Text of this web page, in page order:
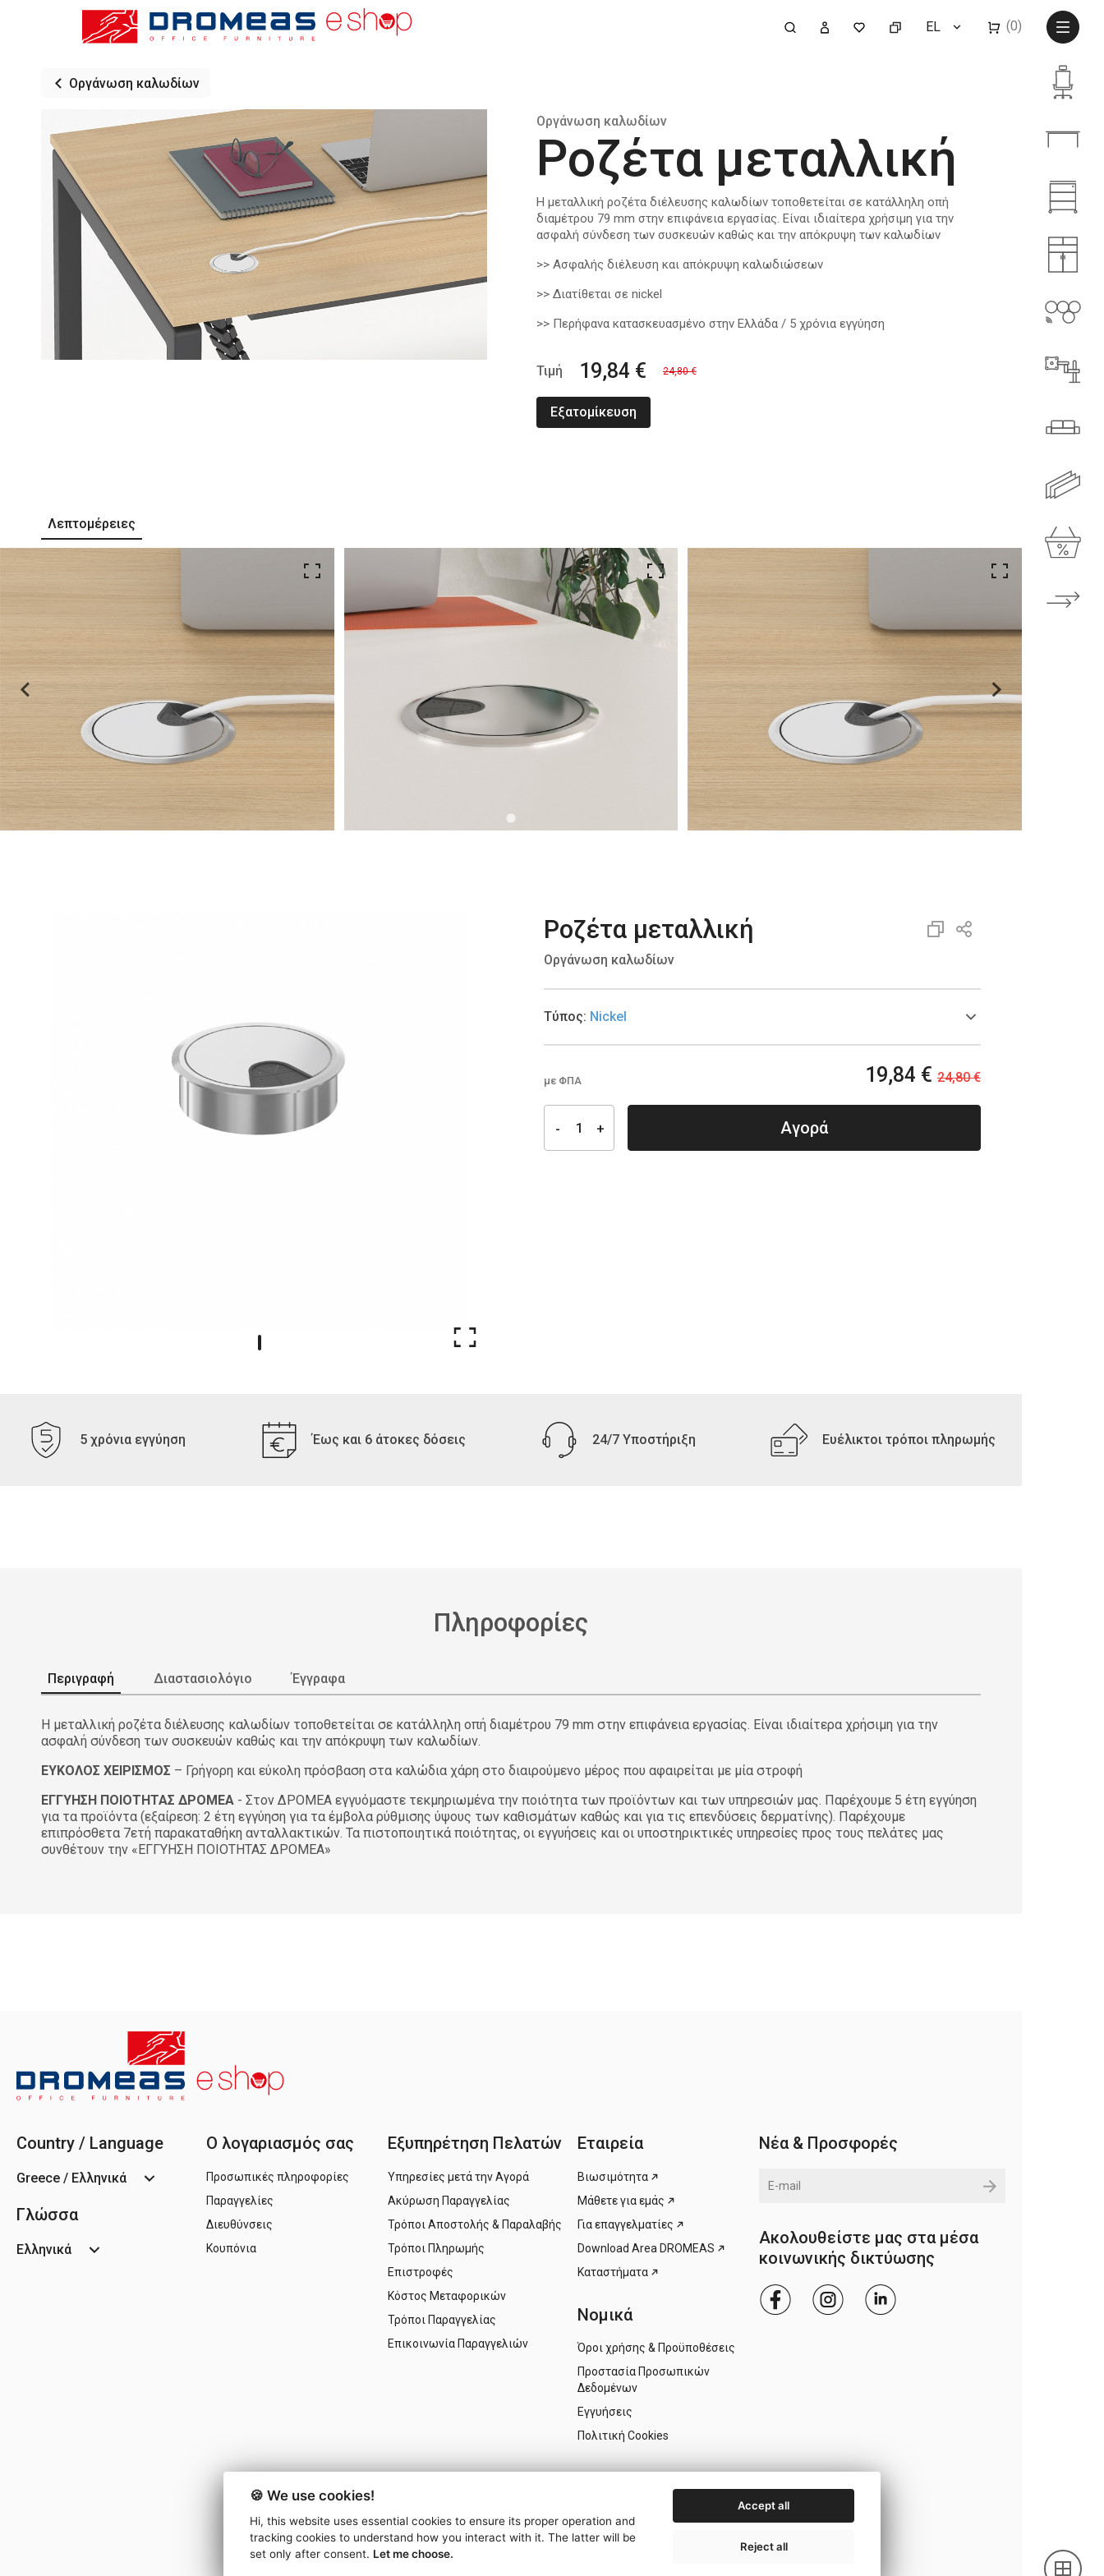
EL (0)
Οργάνωση καλωδίων
Οργάνωση καλωδίων
Ροζέτα μεταλλική
Η μεταλλική ροζέτα διέλευσης καλωδίων τοποθετείται σε κατάλληλη οπή
διαμέτρου 79 mm στην επιφάνεια εργασίας. Είναι ιδιαίτερα χρήσιμη για την
ασφαλή σύνδεση των συσκευών καθώς και την απόκρυψη των καλωδίων
>> Ασφαλής διέλευση και απόκρυψη καλωδιώσεων
>> Διατίθεται σε nickel
>> Περήφανα κατασκευασμένο στην Ελλάδα / 5 χρόνια εγγύηση
Τιμή 19,84 € 24,80 €
Εξατομίκευση
Λεπτομέρειες
Ροζέτα μεταλλική
Οργάνωση καλωδίων
Τύπος: Nickel
με ΦΠΑ 19,84 € 24,80 €
Αγορά
5 χρόνια εγγύηση Έως και 6 άτοκες δόσεις 24/7 Υποστήριξη Ευέλικτοι τρόποι πληρωμής
Πληροφορίες
Περιγραφή Διαστασιολόγιο Έγγραφα
Η μεταλλική ροζέτα διέλευσης καλωδίων τοποθετείται σε κατάλληλη οπή διαμέτρου 79 mm στην επιφάνεια εργασίας. Είναι ιδιαίτερα χρήσιμη για την
ασφαλή σύνδεση των συσκευών καθώς και την απόκρυψη των καλωδίων.
ΕΥΚΟΛΟΣ ΧΕΙΡΙΣΜΟΣ – Γρήγορη και εύκολη πρόσβαση στα καλώδια χάρη στο διαιρούμενο μέρος που αφαιρείται με μία στροφή
ΕΓΓΥΗΣΗ ΠΟΙΟΤΗΤΑΣ ΔΡΟΜΕΑ - Στον ΔΡΟΜΕΑ εγγυόμαστε τεκμηριωμένα την ποιότητα των προϊόντων και των υπηρεσιών μας. Παρέχουμε 5 έτη εγγύηση
για τα προϊόντα (εξαίρεση: 2 έτη εγγύηση για τα έμβολα ρύθμισης ύψους των καθισμάτων καθώς και για τις επενδύσεις δερματίνης). Παρέχουμε
επιπρόσθετα 7ετή παρακαταθήκη ανταλλακτικών. Τα πιστοποιητικά ποιότητας, οι εγγυήσεις και οι υποστηρικτικές υπηρεσίες προς τους πελάτες μας
συνθέτουν την «ΕΓΓΥΗΣΗ ΠΟΙΟΤΗΤΑΣ ΔΡΟΜΕΑ»
Country / Language
Greece / Ελληνικά
Γλώσσα
Ελληνικά
Ο λογαριασμός σας
Προσωπικές πληροφορίες
Παραγγελίες
Διευθύνσεις
Κουπόνια
Εξυπηρέτηση Πελατών
Υπηρεσίες μετά την Αγορά
Ακύρωση Παραγγελίας
Τρόποι Αποστολής & Παραλαβής
Τρόποι Πληρωμής
Επιστροφές
Κόστος Μεταφορικών
Τρόποι Παραγγελίας
Επικοινωνία Παραγγελιών
Εταιρεία
Βιωσιμότητα
Μάθετε για εμάς
Για επαγγελματίες
Download Area DROMEAS
Καταστήματα
Νομικά
Όροι χρήσης & Προϋποθέσεις
Προστασία Προσωπικών
Δεδομένων
Εγγυήσεις
Πολιτική Cookies
Νέα & Προσφορές
Ακολουθείστε μας στα μέσα
κοινωνικής δικτύωσης
🍪 We use cookies!
Hi, this website uses essential cookies to ensure its proper operation and
tracking cookies to understand how you interact with it. The latter will be
set only after consent. Let me choose.
Accept all
Reject all